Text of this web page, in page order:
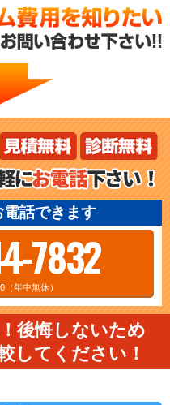
話できます
7832
年中無休）
後悔しないため
してください！